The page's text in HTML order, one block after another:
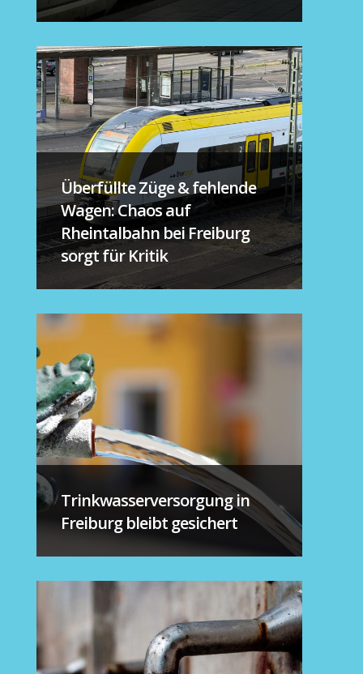
Überfüllte Züge & fehlende
Wagen: Chaos auf
Rheintalbahn bei Freiburg
sorgt für Kritik
Trinkwasserversorgung in
Freiburg bleibt gesichert